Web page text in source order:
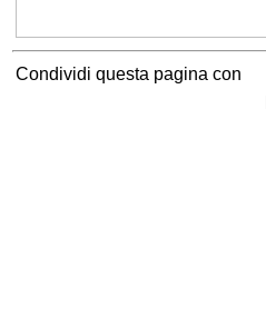
Condividi questa pagina con